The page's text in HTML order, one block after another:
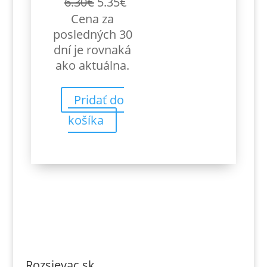
cena
bola:
6.30€.
je:
5.35€.
Cena za
posledných 30
dní je rovnaká
ako aktuálna.
Pridať do
košíka